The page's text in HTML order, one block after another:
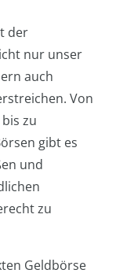
der
nur unser
auch
Von
zu
gibt es
und
zu
Geldbörse